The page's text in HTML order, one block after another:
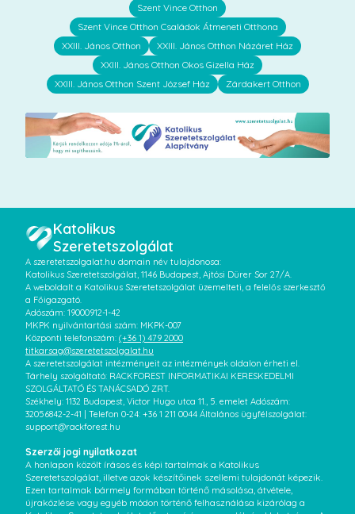
Szent Vince Otthon
Szent Vince Otthon Családok Átmeneti Otthona
XXIII. János Otthon
XXIII. János Otthon Názáret Ház
XXIII. János Otthon Okos Gizella Ház
XXIII. János Otthon Szent József Ház
Zárdakert Otthon
Katolikus
Szeretetszolgálat
A szeretetszolgalat.hu domain név tulajdonosa:
Katolikus Szeretetszolgálat, 1146 Budapest, Ajtósi Dürer Sor 27/A.
A weboldalt a Katolikus Szeretetszolgálat üzemelteti, a felelős szerkesztő
a Főigazgató.
Adószám: 19000912-1-42
MKPK nyilvántartási szám: MKPK-007
Központi telefonszám: (+36 1) 479 2000
titkarsag@szeretetszolgalat.hu
A szeretetszolgálat intézményeit az intézmények oldalon érheti el.
Tárhely szolgáltató: RACKFOREST INFORMATIKAI KERESKEDELMI
SZOLGÁLTATÓ ÉS TANÁCSADÓ ZRT.
Székhely: 1132 Budapest, Victor Hugo utca 11., 5. emelet Adószám:
32056842-2-41 | Telefon 0-24: +36 1 211 0044 Általános ügyfélszolgálat:
support@rackforest.hu
Szerzői jogi nyilatkozat
A honlapon közölt írásos és képi tartalmak a Katolikus
Szeretetszolgálat, illetve azok készítőinek szellemi tulajdonát képezik.
Ezen tartalmak bármely formában történő másolása, átvétele,
újraközlése vagy egyéb módon történő felhasználása kizárólag a